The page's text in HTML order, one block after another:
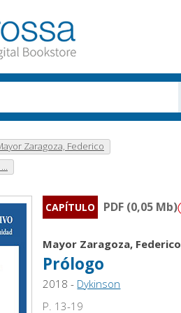
Zaragoza, Federico
CAPÍTULO PDF (0,05 Mb)
Mayor Zaragoza, Federico
Prólogo
2018 - Dykinson
P. 13-19